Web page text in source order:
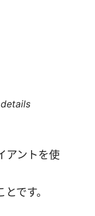
アントを使
です。